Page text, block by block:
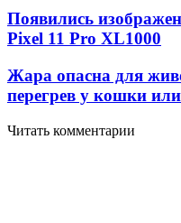
Появились
Pixel 11 Pro XL1000
Жара опасна для
перегрев у кошки
Читать комментарии